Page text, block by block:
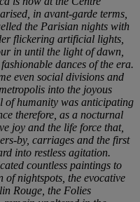
in avant-garde terms,
the Parisian nights with
flickering artificial lights,
in until the light of dawn,
dances of the era.
even social divisions and
into the joyous
of humanity was anticipating
therefore, as a nocturnal
joy and the life force that,
by, carriages and the first
into restless agitation.
countless paintings to
of nightspots, the evocative
Rouge, the Folies